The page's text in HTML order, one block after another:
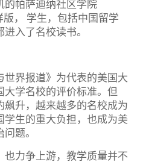
的帕萨迪纳社区学院
版， 学生，包括中国留学
入了名校读书。
界报道》为代表的美国大
学名校的评价标准。但
升，越来越多的名校成为
生的重大负担，也成为美
题。
力争上游，教学质量并不